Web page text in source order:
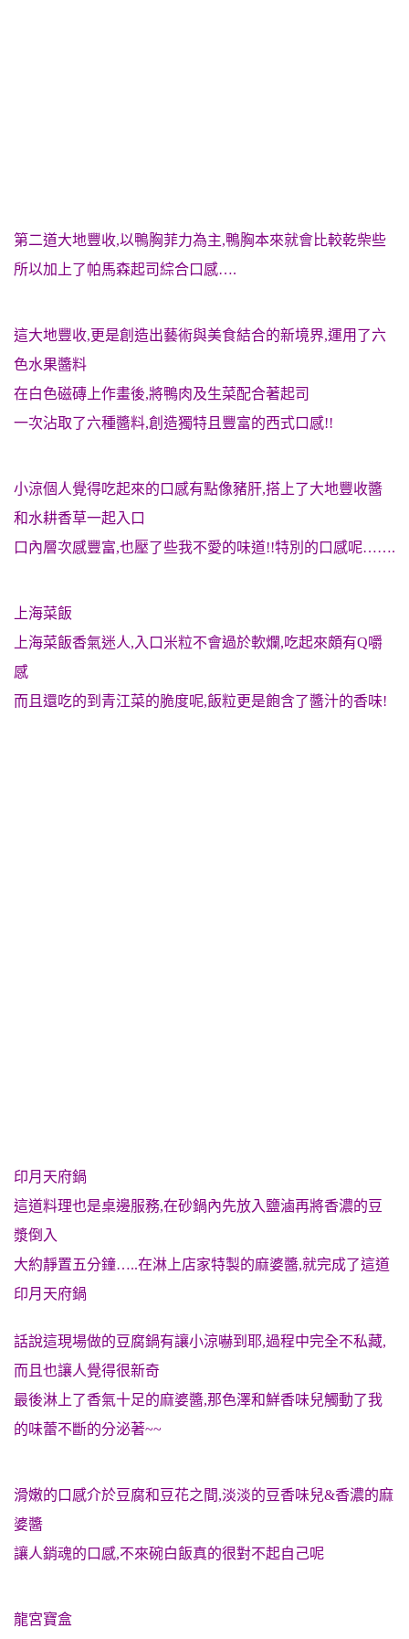
第二道大地豐收,以鴨胸菲力為主,鴨胸本來就會比較乾柴些
所以加上了帕馬森起司綜合口感….
這大地豐收,更是創造出藝術與美食結合的新境界,運用了六
色水果醬料
在白色磁磚上作畫後,將鴨肉及生菜配合著起司
一次沾取了六種醬料,創造獨特且豐富的西式口感!!
小涼個人覺得吃起來的口感有點像豬肝,搭上了大地豐收醬
和水耕香草一起入口
口內層次感豐富,也壓了些我不愛的味道!!特別的口感呢…….
上海菜飯
上海菜飯香氣迷人,入口米粒不會過於軟爛,吃起來頗有Q嚼
感
而且還吃的到青江菜的脆度呢,飯粒更是飽含了醬汁的香味!
印月天府鍋
這道料理也是桌邊服務,在砂鍋內先放入鹽滷再將香濃的豆
漿倒入
大約靜置五分鐘…..在淋上店家特製的麻婆醬,就完成了這道
印月天府鍋
話說這現場做的豆腐鍋有讓小涼嚇到耶,過程中完全不私藏,
而且也讓人覺得很新奇
最後淋上了香氣十足的麻婆醬,那色澤和鮮香味兒觸動了我
的味蕾不斷的分泌著~~
滑嫩的口感介於豆腐和豆花之間,淡淡的豆香味兒&香濃的麻
婆醬
讓人銷魂的 口感,不來碗白飯真的很對不起自己呢
龍宮寶盒